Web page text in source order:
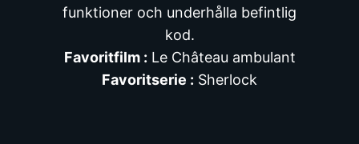
funktioner och underhålla befintlig
kod.
Favoritfilm : Le Château ambulant
Favoritserie : Sherlock